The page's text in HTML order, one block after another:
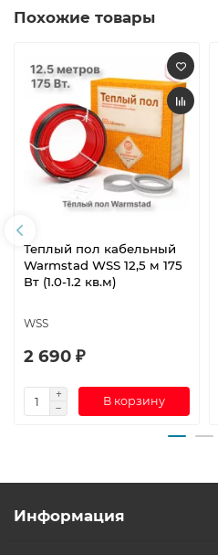
Похожие товары
Теплый пол кабельный
Warmstad WSS 12,5 м 175
Вт (1.0-1.2 кв.м)
WSS
2 690 ₽
В корзину
Информация